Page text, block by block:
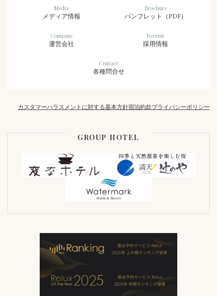
Media
メディア情報
Brochure
パンフレット（PDF）
Company
運営会社
Recruit
採用情報
Contact
各種問合せ
カスタマーハラスメントに対する基本方針宿泊約款プライバシーポリシー
GROUP HOTEL